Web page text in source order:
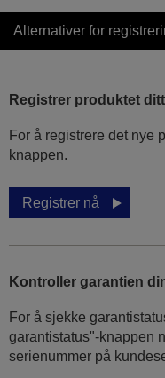
Alternativer for
Registrer produktet ditt
For å registrere det nye
knappen.
Registrer nå
Kontroller garantien
For å sjekke
garantistatus"-knappen
serienummer på